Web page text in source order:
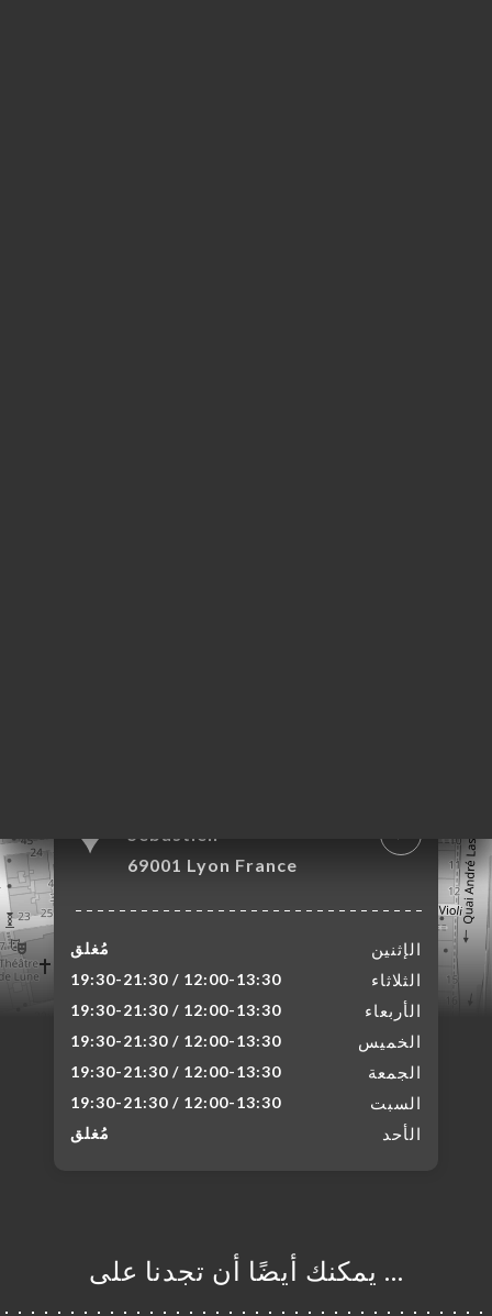
Sébastien
69001 Lyon France
الإثنين مُغلق
الثلاثاء 12:00-13:30 / 19:30-21:30
الأربعاء 12:00-13:30 / 19:30-21:30
الخميس 12:00-13:30 / 19:30-21:30
الجمعة 12:00-13:30 / 19:30-21:30
السبت 12:00-13:30 / 19:30-21:30
الأحد مُغلق
… يمكنك أيضًا أن تجدنا على